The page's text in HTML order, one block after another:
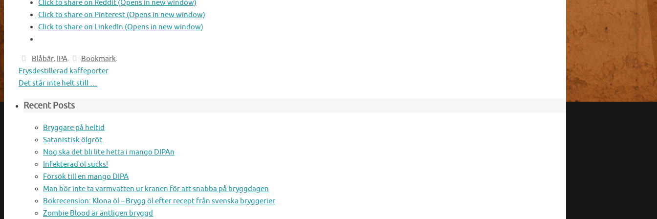
Click to share on Reddit (Opens in new window)
Click to share on Pinterest (Opens in new window)
Click to share on LinkedIn (Opens in new window)
Blåbär, IPA. Bookmark.
Frysdestillerad kaffeporter
Det står inte helt still …
Recent Posts
Bryggare på heltid
Satanistisk ölgröt
Nog ska det bli lite hetta i mango DIPAn
Infekterad öl sucks!
Försök till en mango DIPA
Man bör inte ta varmvatten ur kranen för att snabba på bryggdagen
Bokrecension: Klona öl – Brygg öl efter recept från svenska bryggerier
Zombie Blood är äntligen bryggd